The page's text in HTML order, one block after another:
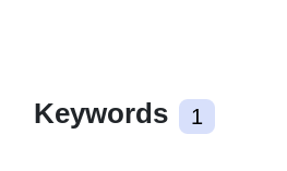
Keywords 1